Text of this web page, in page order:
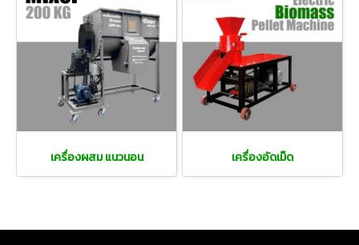
เครื่องผสม แนวนอน เครื่องอัดเม็ด